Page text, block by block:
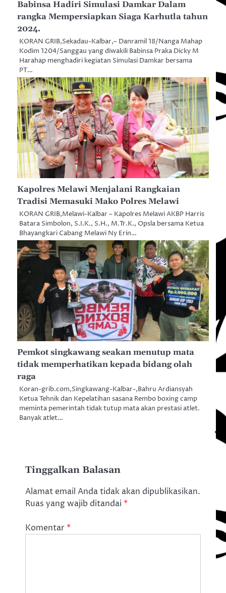
Babinsa Hadiri Simulasi Damkar Dalam
rangka Mempersiapkan Siaga Karhutla tahun
2024.
KORAN GRIB,Sekadau-Kalbar,– Danramil 18/Nanga Mahap
Kodim 1204/Sanggau yang diwakili Babinsa Praka Dicky M
Harahap menghadiri kegiatan Simulasi Damkar bersama
PT…
Kapolres Melawi Menjalani Rangkaian
Tradisi Memasuki Mako Polres Melawi
KORAN GRIB,Melawi-Kalbar – Kapolres Melawi AKBP Harris
Batara Simbolon, S.I.K., S.H., M.Tr.K., Opsla bersama Ketua
Bhayangkari Cabang Melawi Ny Erin…
Pemkot singkawang seakan menutup mata
tidak memperhatikan kepada bidang olah
raga
Koran-grib.com,Singkawang-Kalbar-,Bahru Ardiansyah
Ketua Tehnik dan Kepelatihan sasana Rembo boxing camp
meminta pemerintah tidak tutup mata akan prestasi atlet.
Banyak atlet…
Tinggalkan Balasan
Alamat email Anda tidak akan dipublikasikan.
Ruas yang wajib ditandai *
Komentar*